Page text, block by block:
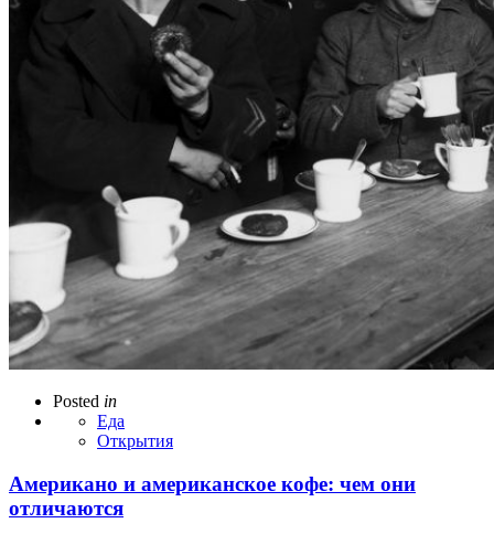
Posted in
Еда
Открытия
Американо и американское кофе: чем они
отличаются